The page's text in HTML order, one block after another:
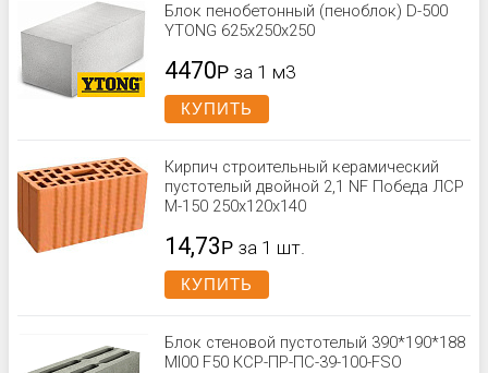
Блок пенобетонный (пеноблок) D-500
YTONG 625х250х250
4470Р за 1 м3
КУПИТЬ
Кирпич строительный керамический
пустотелый двойной 2,1 NF Победа ЛСР
М-150 250x120x140
14,73Р за 1 шт.
КУПИТЬ
Блок стеновой пустотелый 390*190*188
Ml00 F50 КСР-ПР-ПС-39-100-FSО